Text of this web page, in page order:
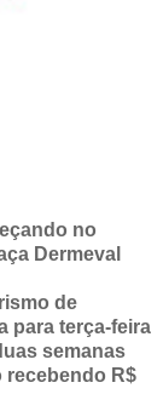
no
Dermeval
de
para terça-feira
semanas
recebendo R$